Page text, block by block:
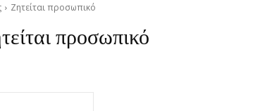
Ζητείται προσωπικό
προσωπικό